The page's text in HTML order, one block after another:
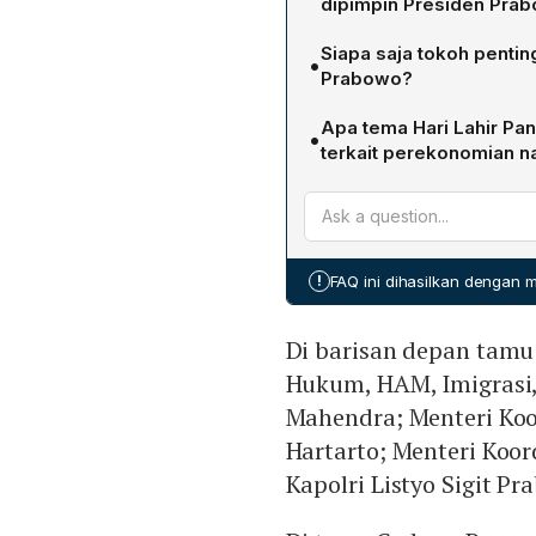
dipimpin Presiden
Upacara berlangsung
Kementerian Luar Negeri,
•Siapa saja tokoh
Prabowo?
Acara dihadiri oleh
Presiden Jusuf Kalla,
menteri koordinator
Kapolri Listyo Sigit
Keuangan, Perdagangan,
Perindustrian,
Wijaya.
•Apa tema Hari Lahir
terkait perekonomian
Tema tahun ini adalah
Presiden Prabowo
pada nilai‑nilai
! FAQ ini dihasilkan dengan
Di barisan depan
Hukum, HAM,
Mahendra; Menteri
Hartarto; Menteri
Kapolri Listyo Sigit